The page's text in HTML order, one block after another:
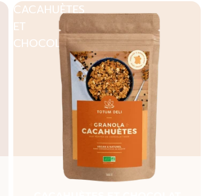
CACAHUÈTES
ET
CHOCOLAT